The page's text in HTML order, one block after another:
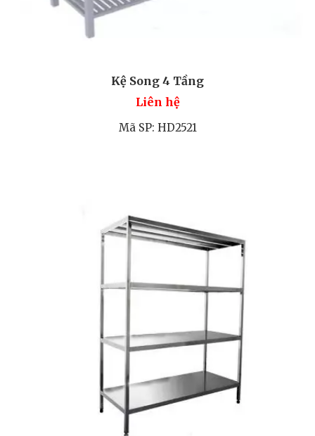
Kệ Song 4 Tầng
Liên hệ
Mã SP: HD2521